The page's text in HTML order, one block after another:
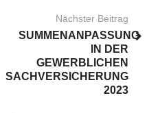
Nächster Beitrag
SUMMENANPASSUNG
IN DER
GEWERBLICHEN
SACHVERSICHERUNG
2023